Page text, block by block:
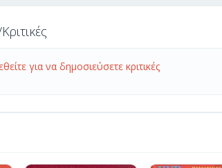
για να δημοσιεύσετε κριτικές